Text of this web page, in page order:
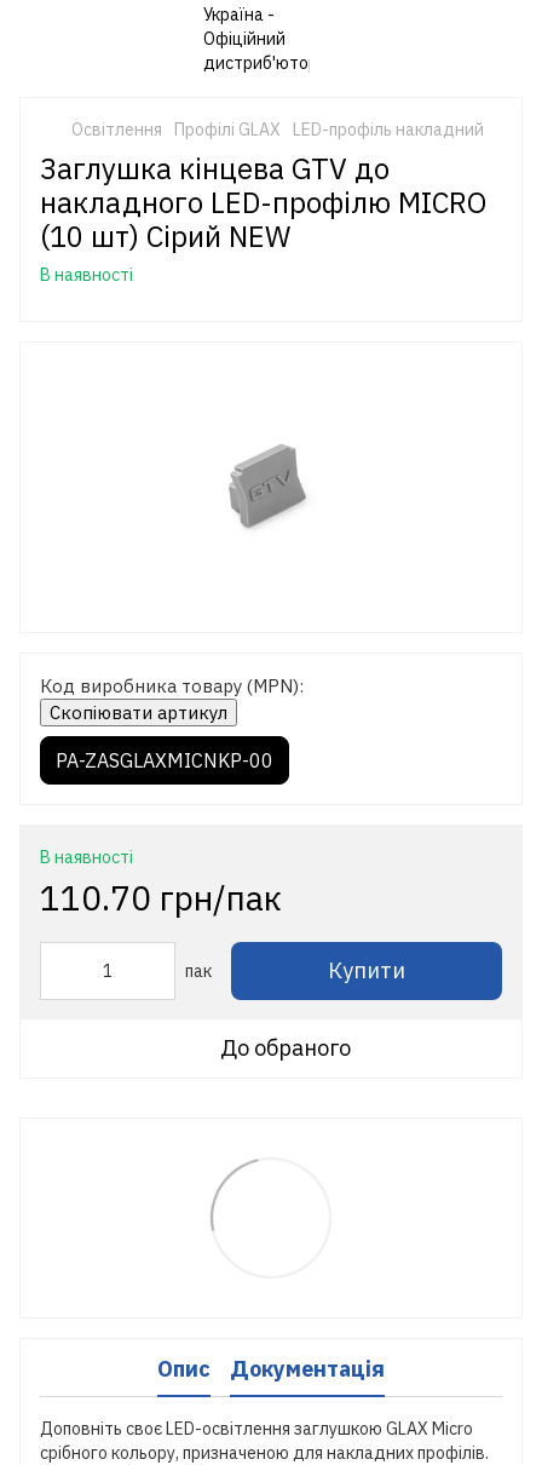
Освітлення Профілі GLAX LED-профіль накладний
Заглушка кінцева GTV до
накладного LED-профілю MICRO
(10 шт) Сірий NEW
В наявності
Код виробника товару (MPN):
Скопіювати артикул
PA-ZASGLAXMICNKP-00
В наявності
110.70 грн/пак
пак Купити
До обраного
Опис Документація
Доповніть своє LED-освітлення заглушкою GLAX Micro
срібного кольору, призначеною для накладних профілів.